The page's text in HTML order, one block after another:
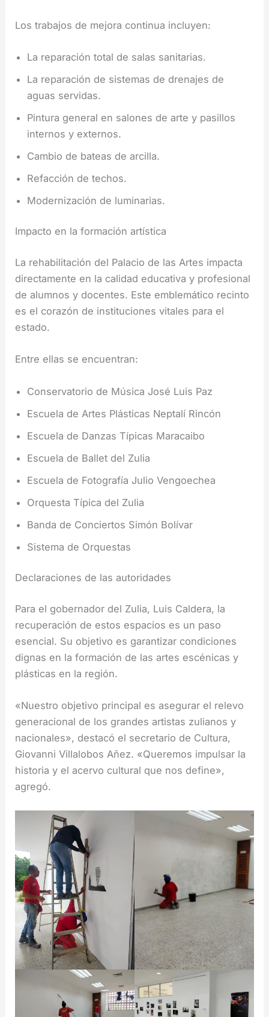
Los trabajos de mejora continua incluyen:
La reparación total de salas sanitarias.
La reparación de sistemas de drenajes de
aguas servidas.
Pintura general en salones de arte y pasillos
internos y externos.
Cambio de bateas de arcilla.
Refacción de techos.
Modernización de luminarias.
Impacto en la formación artística
La rehabilitación del Palacio de las Artes impacta
directamente en la calidad educativa y profesional
de alumnos y docentes. Este emblemático recinto
es el corazón de instituciones vitales para el
estado.
Entre ellas se encuentran:
Conservatorio de Música José Luis Paz
Escuela de Artes Plásticas Neptalí Rincón
Escuela de Danzas Típicas Maracaibo
Escuela de Ballet del Zulia
Escuela de Fotografía Julio Vengoechea
Orquesta Típica del Zulia
Banda de Conciertos Simón Bolívar
Sistema de Orquestas
Declaraciones de las autoridades
Para el gobernador del Zulia, Luis Caldera, la
recuperación de estos espacios es un paso
esencial. Su objetivo es garantizar condiciones
dignas en la formación de las artes escénicas y
plásticas en la región.
«Nuestro objetivo principal es asegurar el relevo
generacional de los grandes artistas zulianos y
nacionales», destacó el secretario de Cultura,
Giovanni Villalobos Añez. «Queremos impulsar la
historia y el acervo cultural que nos define»,
agregó.